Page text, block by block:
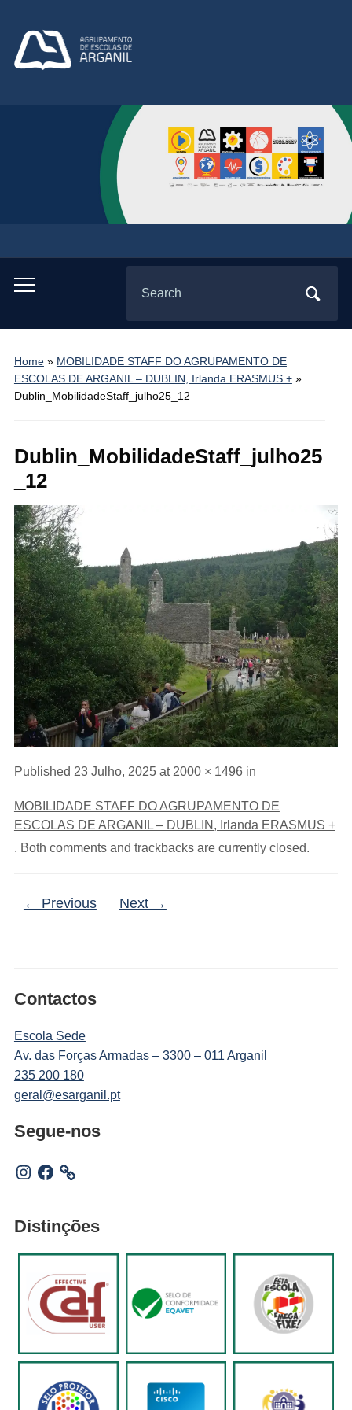
Toggle
menu
for:
Home» MOBILIDADE STAFF DO AGRUPAMENTO DE
ESCOLAS DE ARGANIL – DUBLIN, Irlanda ERASMUS +»
Dublin_MobilidadeStaff_julho25_12
Dublin_MobilidadeStaff_julho25
_12
Published 23 Julho, 2025at 2000 × 1496in
MOBILIDADE STAFF DO AGRUPAMENTO DE
ESCOLAS DE ARGANIL – DUBLIN, Irlanda ERASMUS +
. Both comments and trackbacks are currently closed.
← Previous Next →
Contactos
Escola Sede
Av. das Forças Armadas – 3300 – 011 Arganil
235 200 180
geral@esarganil.pt
Segue-nos
Instagram
Facebook
Distinções